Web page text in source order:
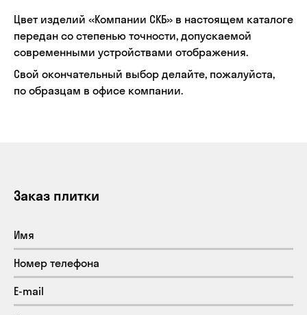
Цвет изделий «Компании СКБ» в настоящем каталоге
передан со степенью точности, допускаемой
современными устройствами отображения.
Свой окончательный выбор делайте, пожалуйста,
по образцам в офисе компании.
Заказ плитки